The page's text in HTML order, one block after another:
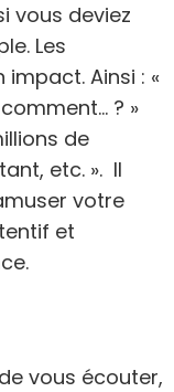
vous deviez
Les
Ainsi : «
? »
de
etc. ». Il
votre
et
vous écouter,